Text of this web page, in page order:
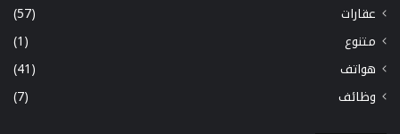
عقارات
(57)
متنوع
(1)
هواتف
(41)
وظائف
(7)